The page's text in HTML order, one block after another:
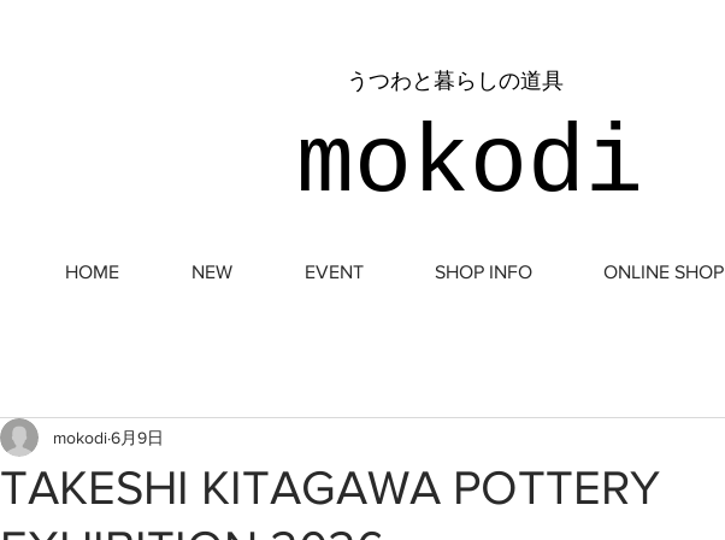
​うつわと暮らしの道具
mokodi
HOME NEW EVENT SHOP INFO ONLINE SHOP
TAKESHI KITAGAWA POTTERY
mokodi6月9日